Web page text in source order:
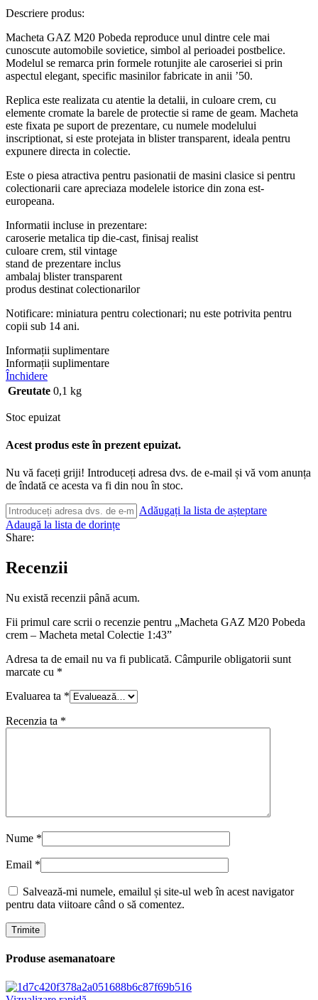
Descriere produs:
Macheta GAZ M20 Pobeda reproduce unul dintre cele mai
cunoscute automobile sovietice, simbol al perioadei postbelice.
Modelul se remarca prin formele rotunjite ale caroseriei si prin
aspectul elegant, specific masinilor fabricate in anii ’50.
Replica este realizata cu atentie la detalii, in culoare crem, cu
elemente cromate la barele de protectie si rame de geam. Macheta
este fixata pe suport de prezentare, cu numele modelului
inscriptionat, si este protejata in blister transparent, ideala pentru
expunere directa in colectie.
Este o piesa atractiva pentru pasionatii de masini clasice si pentru
colectionarii care apreciaza modelele istorice din zona est-
europeana.
Informatii incluse in prezentare:
caroserie metalica tip die-cast, finisaj realist
culoare crem, stil vintage
stand de prezentare inclus
ambalaj blister transparent
produs destinat colectionarilor
Notificare: miniatura pentru colectionari; nu este potrivita pentru
copii sub 14 ani.
Informații suplimentare
Informații suplimentare
Închidere
Greutate 0,1 kg
Stoc epuizat
Acest produs este în prezent epuizat.
Nu vă faceți griji! Introduceți adresa dvs. de e-mail și vă vom anunța
de îndată ce acesta va fi din nou în stoc.
Adăugați la lista de așteptare
Adaugă la lista de dorințe
Share:
Recenzii
Nu există recenzii până acum.
Fii primul care scrii o recenzie pentru „Macheta GAZ M20 Pobeda
crem – Macheta metal Colectie 1:43”
Adresa ta de email nu va fi publicată. Câmpurile obligatorii sunt
marcate cu *
Evaluarea ta *
Recenzia ta *
Nume *
Email *
Salvează-mi numele, emailul și site-ul web în acest navigator
pentru data viitoare când o să comentez.
Produse asemanatoare